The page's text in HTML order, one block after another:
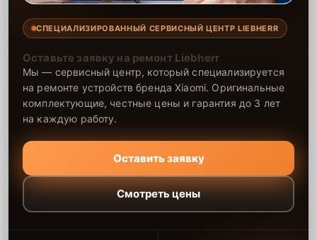
СПЕЦИАЛИЗИРОВАННЫЙ СЕРВИСНЫЙ ЦЕНТР LIEBHERR
Оставьте заявку на ремонт Liebherr
Мы — сервисный центр, который специализируется
на ремонте устройств бренда Xiaomi. Оригинальные
комплектующие, честные цены и гарантия до 3 лет
на каждую работу.
Оставить заявку
Смотреть цены